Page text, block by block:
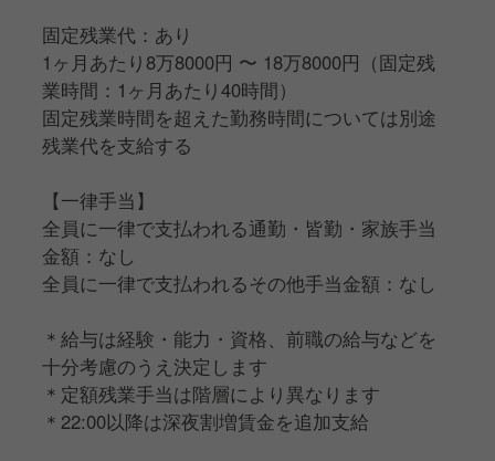
「現場に寄り添い、チームと共に成長する」そんなリ
ーダーシップを目指す方にぴったりのポジションで
す。
固定残業代：あり
1ヶ月あたり8万8000円 〜 18万8000円（固定残
業時間：1ヶ月あたり40時間）
固定残業時間を超えた勤務時間については別途
残業代を支給する
【一律手当】
全員に一律で支払われる通勤・皆勤・家族手当
金額：なし
全員に一律で支払われるその他手当金額：なし
＊給与は経験・能力・資格、前職の給与などを
十分考慮のうえ決定します
＊定額残業手当は階層により異なります
＊22:00以降は深夜割増賃金を追加支給